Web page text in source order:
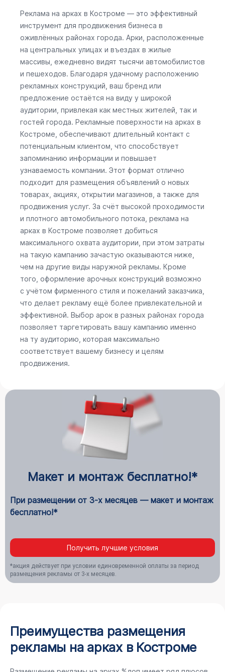
Реклама на арках в Костроме — это эффективный
инструмент для продвижения бизнеса в
оживлённых районах города. Арки, расположенные
на центральных улицах и въездах в жилые
массивы, ежедневно видят тысячи автомобилистов
и пешеходов. Благодаря удачному расположению
рекламных конструкций, ваш бренд или
предложение остаётся на виду у широкой
аудитории, привлекая как местных жителей, так и
гостей города. Рекламные поверхности на арках в
Костроме, обеспечивают длительный контакт с
потенциальным клиентом, что способствует
запоминанию информации и повышает
узнаваемость компании. Этот формат отлично
подходит для размещения объявлений о новых
товарах, акциях, открытии магазинов, а также для
продвижения услуг. За счёт высокой проходимости
и плотного автомобильного потока, реклама на
арках в Костроме позволяет добиться
максимального охвата аудитории, при этом затраты
на такую кампанию зачастую оказываются ниже,
чем на другие виды наружной рекламы. Кроме
того, оформление арочных конструкций возможно
с учётом фирменного стиля и пожеланий заказчика,
что делает рекламу ещё более привлекательной и
эффективной. Выбор арок в разных районах города
позволяет таргетировать вашу кампанию именно
на ту аудиторию, которая максимально
соответствует вашему бизнесу и целям
продвижения.
Макет и монтаж бесплатно!*
При размещении от 3-х месяцев — макет и монтаж
бесплатно!*
Получить лучшие условия
*акция действует при условии единовременной оплаты за период
размещения рекламы от 3-х месяцев.
Преимущества размещения
рекламы на арках в Костроме